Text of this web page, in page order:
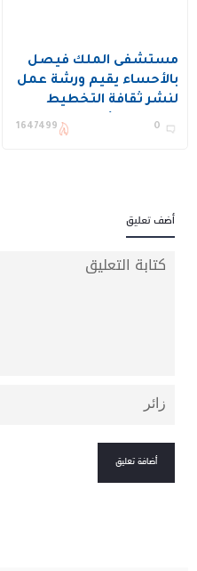
مستشفى الملك فيصل
بالأحساء يقيم ورشة عمل
لنشر ثقافة التخطيط
وتحسين الأداء ويكرم عدد
0
1647499
أضف تعليق